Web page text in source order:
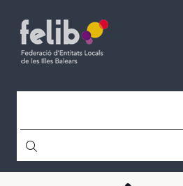
contingut